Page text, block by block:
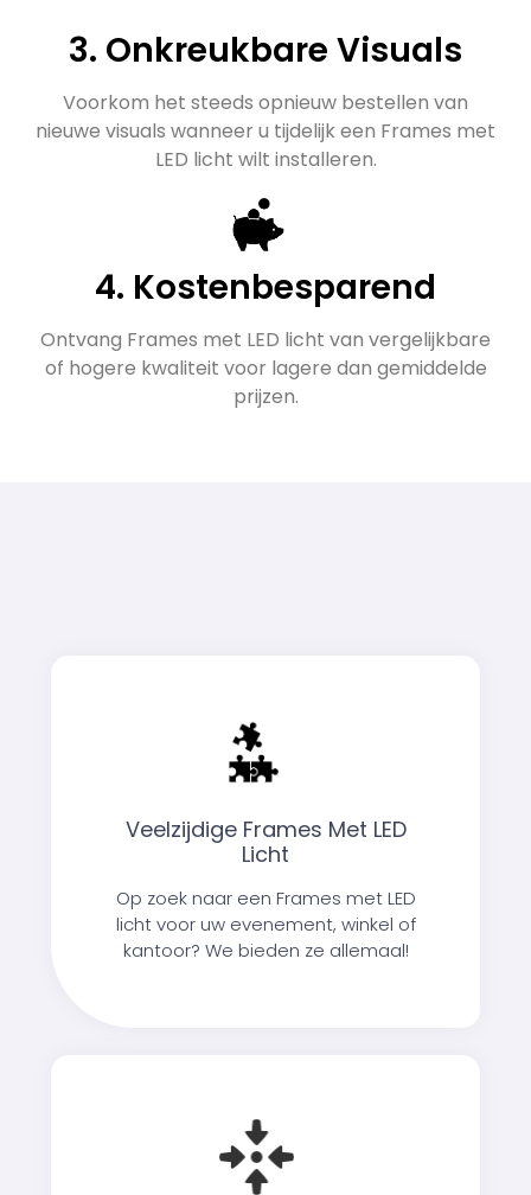
3. Onkreukbare Visuals
Voorkom het steeds opnieuw bestellen van
nieuwe visuals wanneer u tijdelijk een Frames met
LED licht wilt installeren.
4. Kostenbesparend
Ontvang Frames met LED licht van vergelijkbare
of hogere kwaliteit voor lagere dan gemiddelde
prijzen.
Veelzijdige Frames Met LED
Licht
Op zoek naar een Frames met LED
licht voor uw evenement, winkel of
kantoor? We bieden ze allemaal!